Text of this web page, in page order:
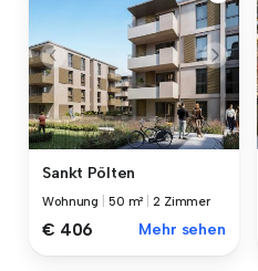
Sankt Pölten
Wohnung 50 m² |2 Zimmer
€ 406 Mehr sehen